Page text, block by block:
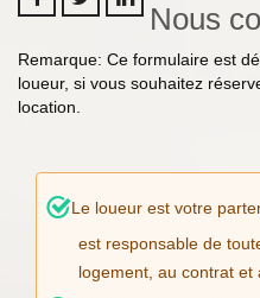
Nous
Remarque: Ce formulaire est
loueur, si vous souhaitez
location.
Le loueur est votre
est responsable de
logement, au contrat et